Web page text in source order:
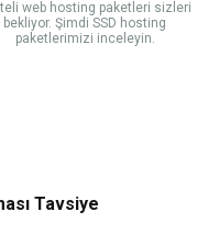
web hosting paketleri sizleri
bekliyor. Şimdi SSD hosting
paketlerimizi inceleyin.
Tavsiye